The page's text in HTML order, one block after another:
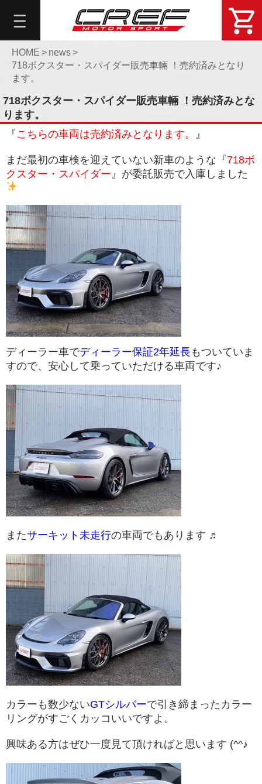
メ
ニ
ュ
About
DemoCar
い
合
せ・
予
約
Online
Shop
menu
Service
products
Car
Sales
Customer
PPF/
ィ
GiroDisc
HOME > news>
718ボクスター・スパイダー販売車輛 ！売約済みとなり
ます。
718ボクスター・スパイダー販売車輛 ！売約済みとな
ります。
『 こちらの車両は売約済みとなります。 』
まだ最初の車検を迎えていない新車のような『718ボ
クスター・スパイダー 』が委託販売で入庫しました
ディーラー車でディーラー保証2年延長もついていま
すので、安心して乗っていただける車両です♪
またサーキット未走行の車両でもあります ♬
カラーも数少ないGTシルバーで引き締まったカラー
リングがすごくカッコいいですよ。
興味ある方はぜひ一度見て頂ければと思います (^^♪